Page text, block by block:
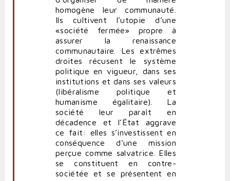
homogène leur communauté.
Ils cultivent l’utopie d’une
«société fermée» propre à
assurer la renaissance
communautaire. Les extrêmes
droites récusent le système
politique en vigueur, dans ses
institutions et dans ses valeurs
(libéralisme politique et
humanisme égalitaire). La
société leur paraît en
décadence et l’État aggrave
ce fait: elles s’investissent en
conséquence d’une mission
perçue comme salvatrice. Elles
se constituent en contre-
sociétée et se présentent en